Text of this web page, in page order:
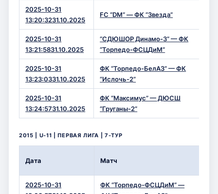
2025-10-31
13:20:3231.10.2025
FC “DM” — ФК “Звезда”
2025-10-31
13:21:5831.10.2025
“СДЮШОР Динамо-3” — ФК
“Торпедо-ФСЦДиМ”
2025-10-31
13:23:0331.10.2025
ФК “Торпедо-БелАЗ” — ФК
“Ислочь-2”
2025-10-31
13:24:5731.10.2025
ФК “Максимус” — ДЮСШ
“Груганы-2”
2015 | U-11 | ПЕРВАЯ ЛИГА | 7-ТУР
Дата Матч
2025-10-31
ФК “Торпедо-ФСЦДиМ” —